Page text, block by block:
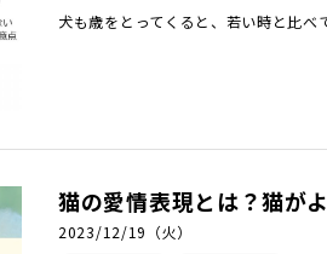
犬も歳をとってくると、若い時と比
猫の愛情表現とは？猫が
2023/12/19（火）